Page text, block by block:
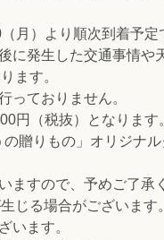
月）より順次到着予定
発生した交通事情や
ます。
っておりません。
円（税抜）となります
贈りもの」オリジナ
すので、予めご了承
じる場合がございます。
います。